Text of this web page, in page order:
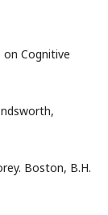
on Cognitive
Boston, B.H.